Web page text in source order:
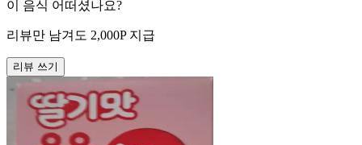
이 음식 어떠셨나요?
리뷰만 남겨도 2,000P 지급
리뷰 쓰기